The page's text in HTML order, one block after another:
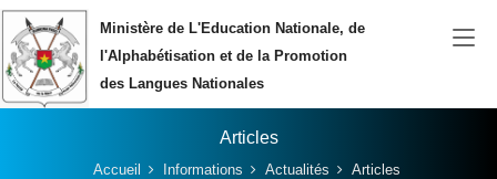
Aller au contenu principalMinistère de L'Education Nationale, de
l'Alphabétisation et de la Promotion
des Langues Nationales
Articles
Vous êtes ici:Accueil Informations Actualités Articles